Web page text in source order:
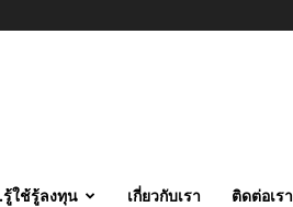
ใช้รู้ลงทุน เกี่ยวกับเรา ติดต่อเรา